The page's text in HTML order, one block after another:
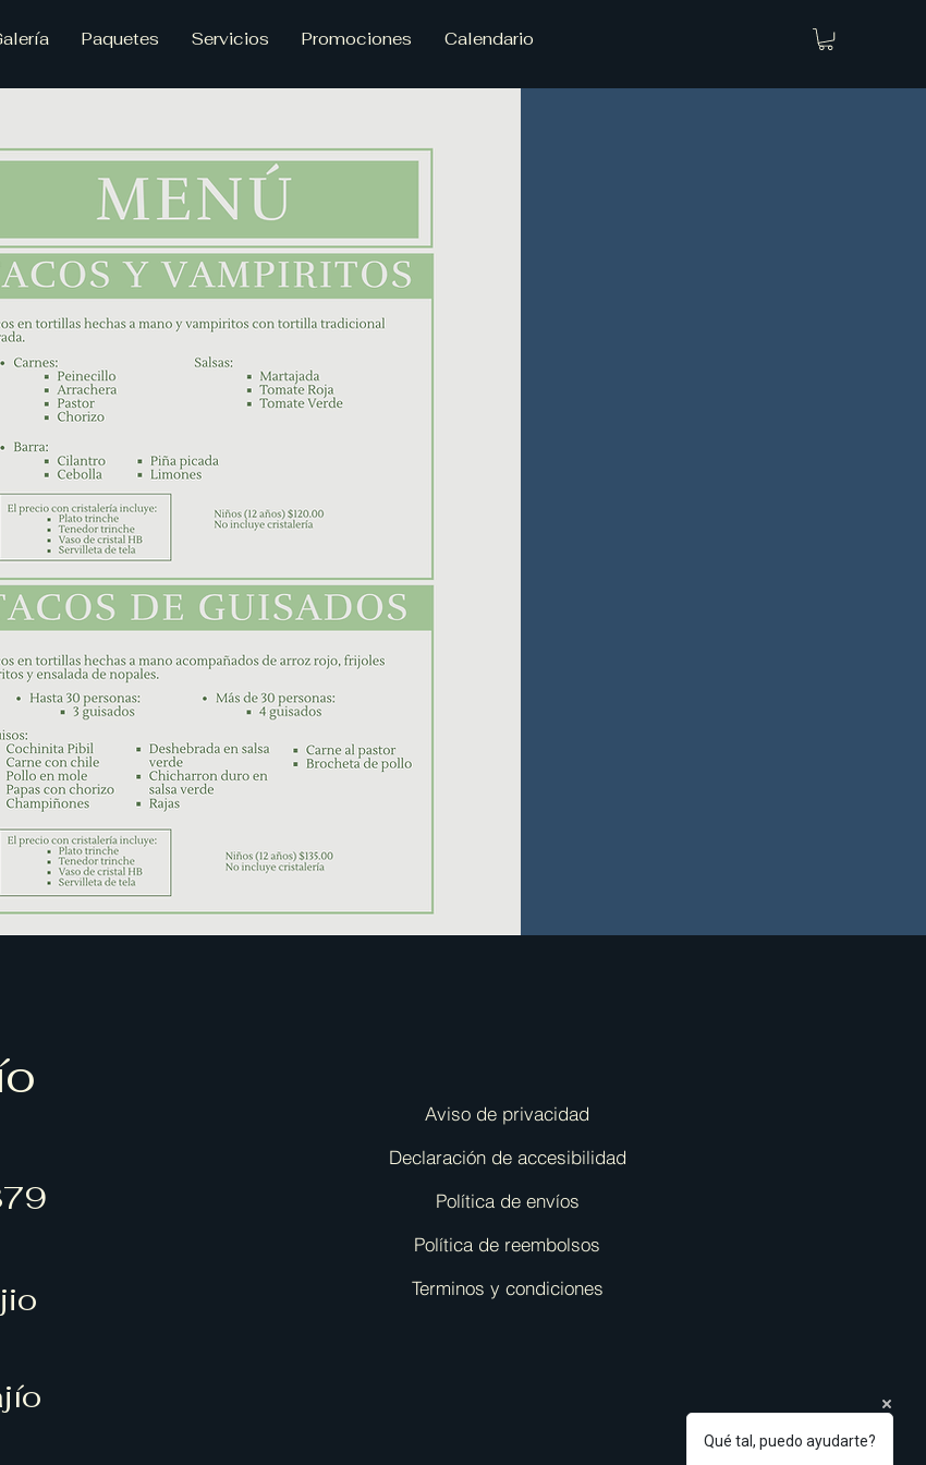
Paquetes Servicios Promociones Calendario
Aviso de privacidad
Declaración de accesibilidad
Política de envíos
Política de reembolsos
Terminos y condiciones
Qué tal, puedo ayudarte?